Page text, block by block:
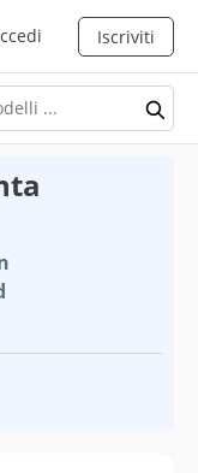
Iscriviti